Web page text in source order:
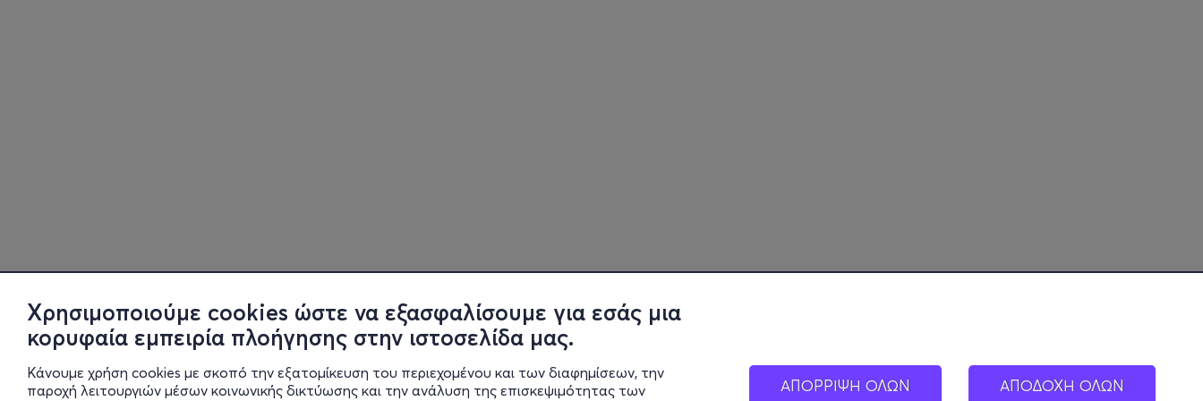
Χρησιμοποιούμε cookies ώστε να εξασφαλίσουμε για εσάς μια
κορυφαία εμπειρία πλοήγησης στην ιστοσελίδα μας.
Κάνουμε χρήση cookies με σκοπό την εξατομίκευση του περιεχομένου και των διαφημίσεων, την
παροχή λειτουργιών μέσων κοινωνικής δικτύωσης και την ανάλυση της επισκεψιμότητας των
ΑΠΟΡΡΙΨΗ ΟΛΩΝ ΑΠΟΔΟΧΗ ΟΛΩΝ